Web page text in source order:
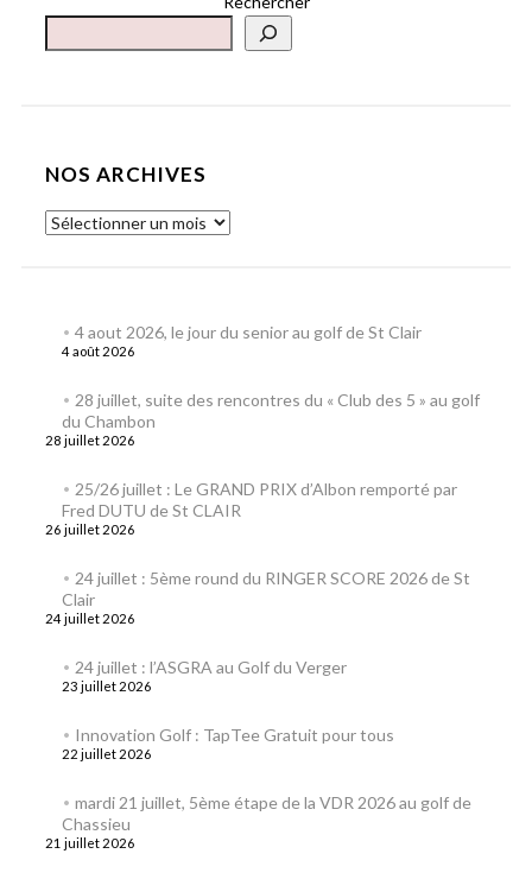
NOS ARCHIVES
4 aout 2026, le jour du senior au golf de St Clair
4 août 2026
28 juillet, suite des rencontres du « Club des 5 » au golf
du Chambon
28 juillet 2026
25/26 juillet : Le GRAND PRIX d’Albon remporté par
Fred DUTU de St CLAIR
26 juillet 2026
24 juillet : 5ème round du RINGER SCORE 2026 de St
Clair
24 juillet 2026
24 juillet : l’ASGRA au Golf du Verger
23 juillet 2026
Innovation Golf : TapTee Gratuit pour tous
22 juillet 2026
mardi 21 juillet, 5ème étape de la VDR 2026 au golf de
Chassieu
21 juillet 2026